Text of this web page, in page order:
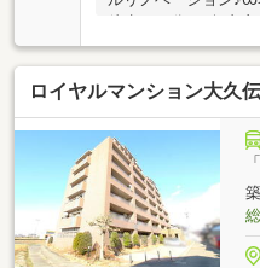
り・インテリア含め
ング・ダイニングだ
てにも便利なタタミ
設等の生活利便施設
承可♪何も残らない
か？大切なお金は残
にまつわる多様なニ
ります。先ずはお気
ロイヤルマンション大久